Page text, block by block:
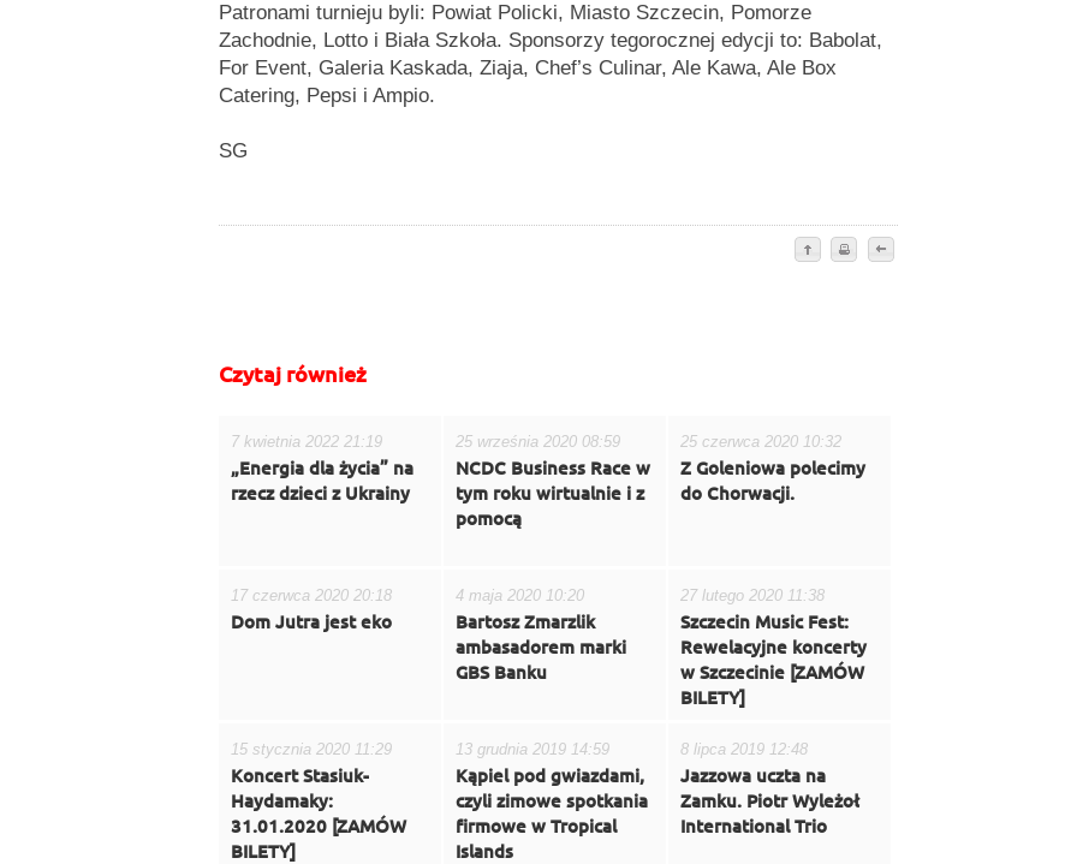
Patronami turnieju byli: Powiat Policki, Miasto Szczecin, Pomorze
Zachodnie, Lotto i Biała Szkoła. Sponsorzy tegorocznej edycji to: Babolat,
For Event, Galeria Kaskada, Ziaja, Chef’s Culinar, Ale Kawa, Ale Box
Catering, Pepsi i Ampio.
SG
Czytaj również
7 kwietnia 2022 21:19
„Energia dla życia” na
rzecz dzieci z Ukrainy
25 września 2020 08:59
NCDC Business Race w
tym roku wirtualnie i z
pomocą
25 czerwca 2020 10:32
Z Goleniowa polecimy
do Chorwacji.
17 czerwca 2020 20:18
Dom Jutra jest eko
4 maja 2020 10:20
Bartosz Zmarzlik
ambasadorem marki
GBS Banku
27 lutego 2020 11:38
Szczecin Music Fest:
Rewelacyjne koncerty
w Szczecinie [ZAMÓW
BILETY]
15 stycznia 2020 11:29
Koncert Stasiuk-
Haydamaky:
31.01.2020 [ZAMÓW
BILETY]
13 grudnia 2019 14:59
Kąpiel pod gwiazdami,
czyli zimowe spotkania
firmowe w Tropical
Islands
8 lipca 2019 12:48
Jazzowa uczta na
Zamku. Piotr Wyleżoł
International Trio